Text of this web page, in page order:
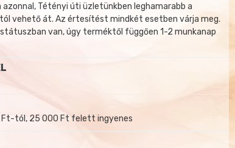
Tétényi úti üzletünkben leghamarabb a
vehető át. Az értesítést mindkét esetben várja meg.
van, úgy terméktől függően 1-2 munkanap
Ft-tól, 25 000 Ft felett ingyenes